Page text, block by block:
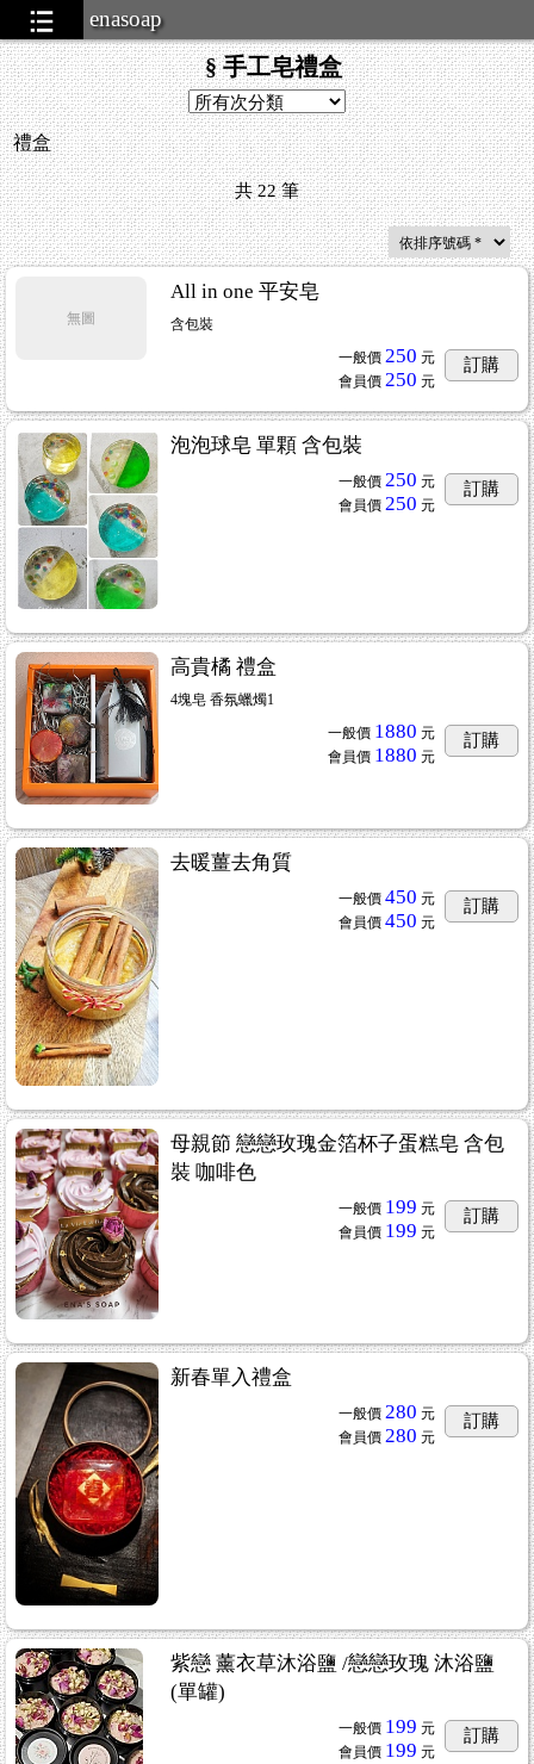
enasoap
§ 手工皂禮盒
禮盒
共22筆
無圖
All in one 平安皂
含包裝
一般價 250 元
會員價 250 元
訂購
泡泡球皂 單顆 含包裝
一般價 250 元
會員價 250 元
訂購
高貴橘 禮盒
4塊皂 香氛蠟燭1
一般價 1880 元
會員價 1880 元
訂購
去暖薑去角質
一般價 450 元
會員價 450 元
訂購
母親節 戀戀玫瑰金箔杯子蛋糕皂 含包
裝 咖啡色
一般價 199 元
會員價 199 元
訂購
新春單入禮盒
一般價 280 元
會員價 280 元
訂購
紫戀 薰衣草沐浴鹽 /戀戀玫瑰 沐浴鹽
(單罐)
一般價 199 元
會員價 199 元
訂購